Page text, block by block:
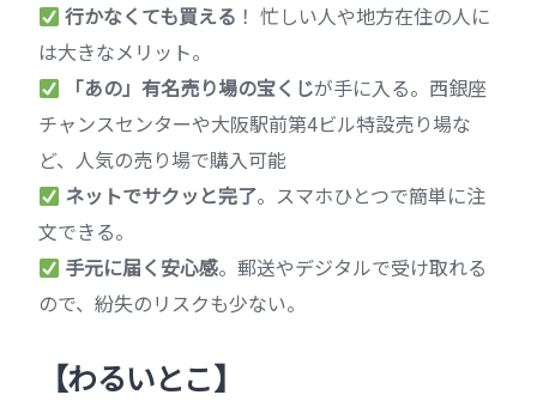
行かなくても買える ！ 忙しい人や地方在住の人に
は大きなメリット。
「あの」有名売り場の宝くじが手に入る。西銀座
チャンスセンターや大阪駅前第4ビル特設売り場な
ど、人気の売り場で購入可能
ネットでサクッと完了。スマホひとつで簡単に注
文できる。
手元に届く安心感。郵送やデジタルで受け取れる
ので、紛失のリスクも少ない。
【わるいとこ】